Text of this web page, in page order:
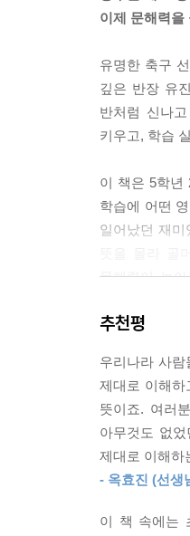
소리 내서 책
했고, 그래서
“영어든 한국
한다면 영어로
내용이 중요하
“많이 읽어야
--- p.157, 「
--- p.187, 「
글을 읽고 이
려는 노력 중
왜 책을 읽을
‘이 부분은 무
--- p.241, 「문
이제 문해력을
유명한 축구
깊은 반장 유
반처럼 신나
키우고, 학습
이 책은 5학년
학습에 어떤
일어났던 재미
문해력이 높
말인지 잘 이
자기표현의 바
5학년 아이들
아이들, 공부
제시하는 이
어느새 쑥 자
추천평
우리나라 사
제대로 이해
뜻이죠. 여러
아무것도 없
제대로 이해하
- 옥효진 (선생
이 책 속에는